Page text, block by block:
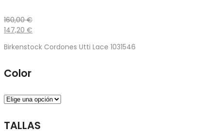
160,00€
147,20 €
Birkenstock Cordones Utti Lace 1031546
Color
TALLAS